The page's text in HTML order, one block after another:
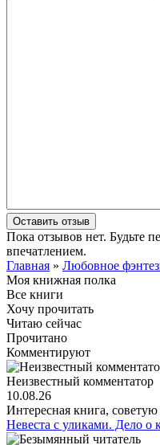
Оставить отзыв
Пока отзывов нет. Будьте
впечатлением.
Главная » Любовное
Моя книжная полка
Все книги
Хочу прочитать
Читаю сейчас
Прочитано
Комментируют
Неизвестный комментатор
10.08.26
Интересная книга, советую
Невеста с уликами. Дело о